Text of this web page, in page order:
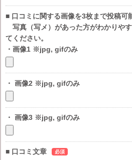
■ 口コミに関する画像を3枚まで投稿可
写真（写メ）があった方がわかりや
てください。
・画像1 ※jpg, gifのみ
・ 画像2 ※jpg, gifのみ
・ 画像3 ※jpg, gifのみ
■ 口コミ文章 必須